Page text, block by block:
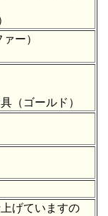
ー）
（ゴールド）
げていますの